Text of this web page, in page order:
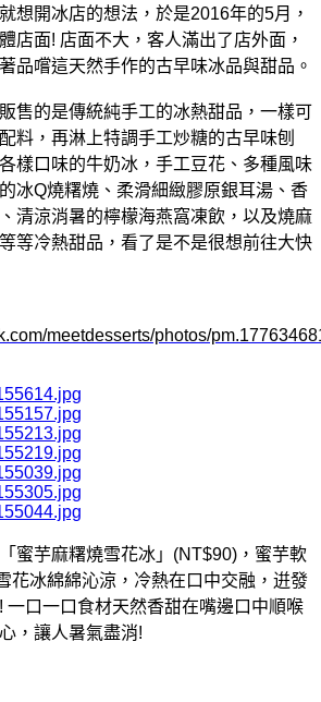
想開冰店的想法，於是2016年的5月，
店面! 店面不大，客人滿出了店外面，
品嚐這天然手作的古早味冰品與甜品。
售的是傳統純手工的冰熱甜品，一樣可
料，再淋上特調手工炒糖的古早味刨
樣口味的牛奶冰，手工豆花、多種風味
冰Q燒糬燒、柔滑細緻膠原銀耳湯、香
清涼消暑的檸檬海燕窩凍飲，以及燒麻
等冷熱甜品，看了是不是很想前往大快
meetdesserts/photos/
蜜芋麻糬燒雪花冰」(NT$90)，蜜芋軟
花冰綿綿沁涼，冷熱在口中交融，逬發
一口一口食材天然香甜在嘴邊口中順喉
，讓人暑氣盡消!